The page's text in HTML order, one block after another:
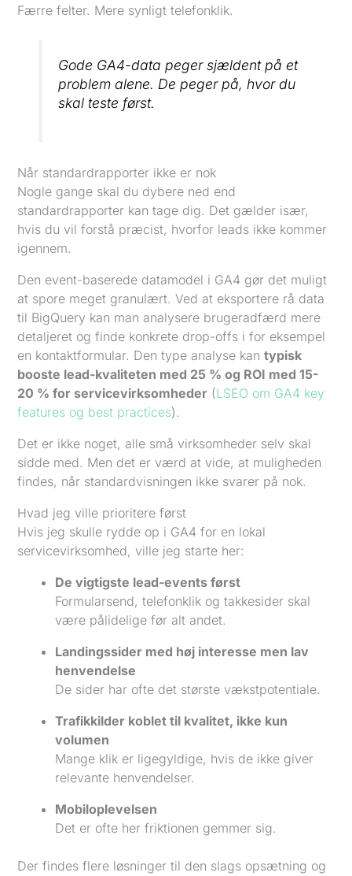
Færre felter. Mere synligt telefonklik.
Gode GA4-data peger sjældent på et
problem alene. De peger på, hvor du
skal teste først.
Når standardrapporter ikke er nok
Nogle gange skal du dybere ned end
standardrapporter kan tage dig. Det gælder især,
hvis du vil forstå præcist, hvorfor leads ikke kommer
igennem.
Den event-baserede datamodel i GA4 gør det muligt
at spore meget granulært. Ved at eksportere rå data
til BigQuery kan man analysere brugeradfærd mere
detaljeret og finde konkrete drop-offs i for eksempel
en kontaktformular. Den type analyse kantypisk
booste lead-kvaliteten med 25 % og ROI med 15-
20 % for servicevirksomheder (LSEO om GA4 key
features og best practices).
Det er ikke noget, alle små virksomheder selv skal
sidde med. Men det er værd at vide, at muligheden
findes, når standardvisningen ikke svarer på nok.
Hvad jeg ville prioritere først
Hvis jeg skulle rydde op i GA4 for en lokal
servicevirksomhed, ville jeg starte her:
De vigtigste lead-events først
Formularsend, telefonklik og takkesider skal
være pålidelige før alt andet.
Landingssider med høj interesse men lav
henvendelse
De sider har ofte det største vækstpotentiale.
Trafikkilder koblet til kvalitet, ikke kun
volumen
Mange klik er ligegyldige, hvis de ikke giver
relevante henvendelser.
Mobiloplevelsen
Det er ofte her friktionen gemmer sig.
Der findes flere løsninger til den slags opsætning og